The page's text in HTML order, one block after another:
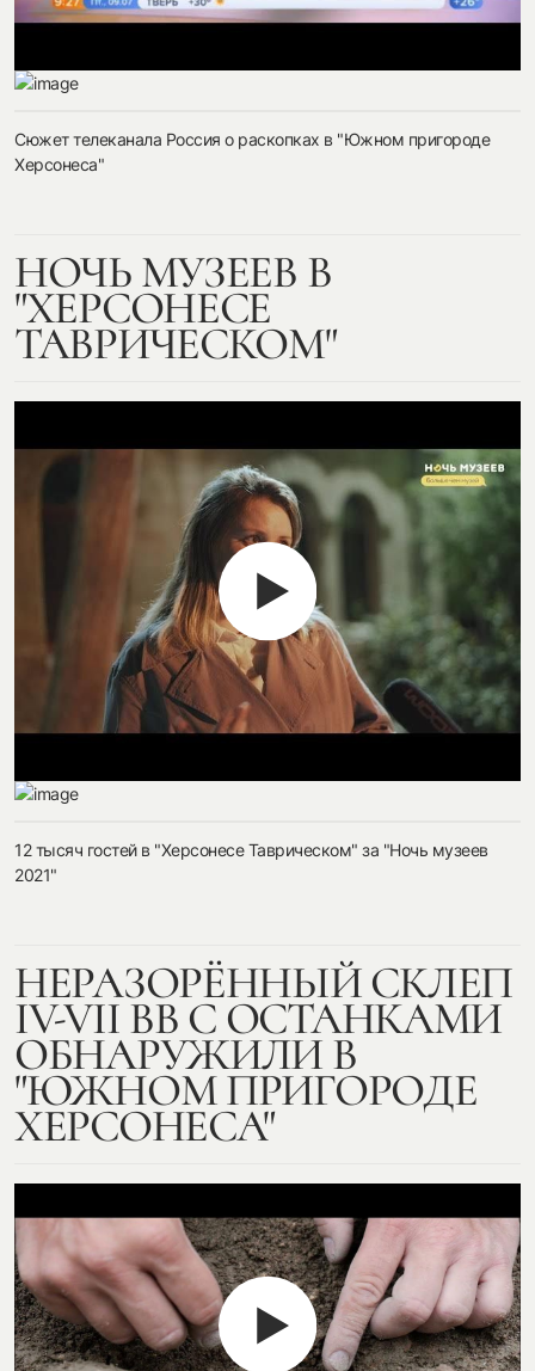
Сюжет телеканала Россия о раскопках в "Южном пригороде
Херсонеса"
НОЧЬ МУЗЕЕВ В
"ХЕРСОНЕСЕ
ТАВРИЧЕСКОМ"
12 тысяч гостей в "Херсонесе Таврическом" за "Ночь музеев
2021"
НЕРАЗОРЁННЫЙ СКЛЕП
IV-VII ВВ С ОСТАНКАМИ
ОБНАРУЖИЛИ В
"ЮЖНОМ ПРИГОРОДЕ
ХЕРСОНЕСА"